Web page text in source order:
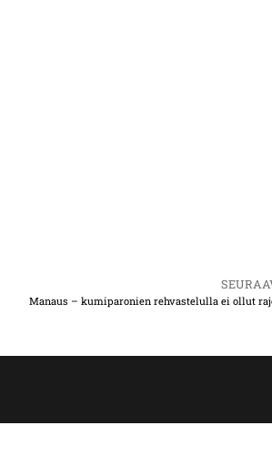
Manaus – kumiparonien rehvastelulla ei ollut